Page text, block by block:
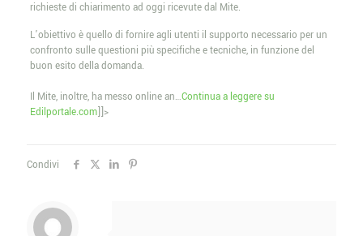
richieste di chiarimento ad oggi ricevute dal Mite.
L’obiettivo è quello di fornire agli utenti il supporto necessario per un
confronto sulle questioni più specifiche e tecniche, in funzione del
buon esito della domanda.
Il Mite, inoltre, ha messo online an…Continua a leggere su
Edilportale.com]]>
Condivi